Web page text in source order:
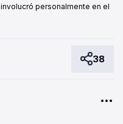
personalmente en el
38